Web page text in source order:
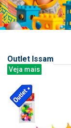
Outlet Issam
Veja mais